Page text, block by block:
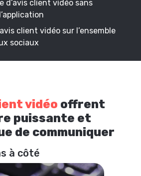
d’avis client vidéo sans
client vidéo sur l’ensemble
sociaux
vidéo offrent
puissante et
de communiquer
à côté